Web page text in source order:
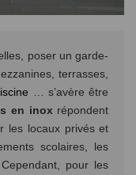
poser un garde-
terrasses,
… s’avère être
en inox répondent
les locaux privés et
scolaires, les
pour les